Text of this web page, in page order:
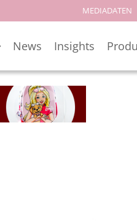
MEDIADATEN
News Insights